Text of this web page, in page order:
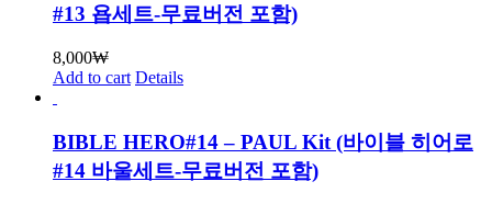
#13 욥세트-무료버전 포함)
8,000₩
Add to cart Details
BIBLE HERO#14 – PAUL Kit (바이블 히어로
#14 바울세트-무료버전 포함)